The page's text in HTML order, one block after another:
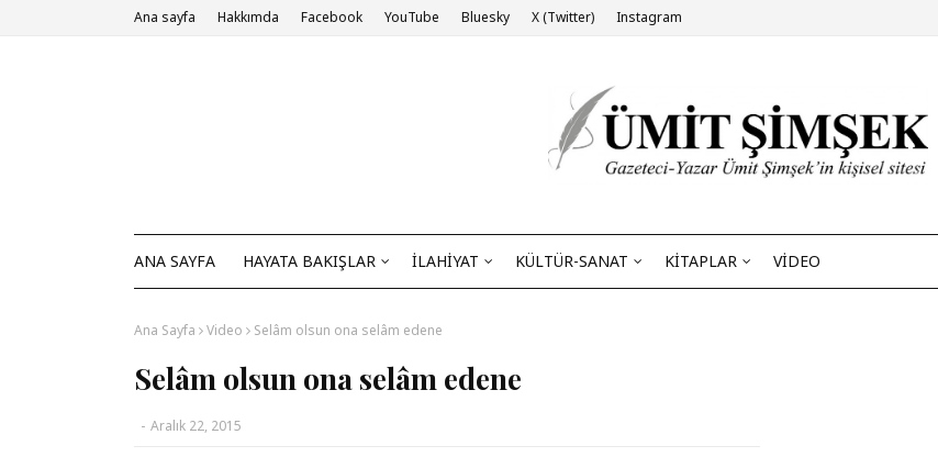
Ana sayfa Hakkımda Facebook YouTube Bluesky X (Twitter) Instagram
ANA SAYFA HAYATA BAKIŞLAR İLAHİYAT KÜLTÜR-SANAT KİTAPLAR VİDEO
Ana Sayfa Video Selâm olsun ona selâm edene
Selâm olsun ona selâm edene
- Aralık 22, 2015